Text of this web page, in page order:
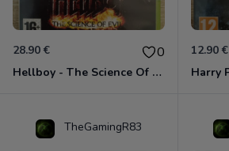
28.90 € 0
Hellboy - The Science Of Evil Xbox 360
12.90 €
TheGamingR83